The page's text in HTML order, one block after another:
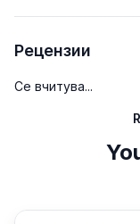
Рецензии
Се вчитува...